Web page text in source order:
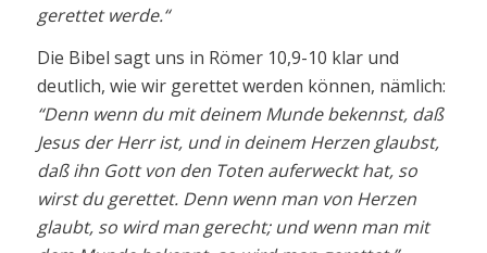
gerettet werde.“
Die Bibel sagt uns in Römer 10,9-10 klar und
deutlich, wie wir gerettet werden können, nämlich:
“Denn wenn du mit deinem Munde bekennst, daß
Jesus der Herr ist, und in deinem Herzen glaubst,
daß ihn Gott von den Toten auferweckt hat, so
wirst du gerettet. Denn wenn man von Herzen
glaubt, so wird man gerecht; und wenn man mit